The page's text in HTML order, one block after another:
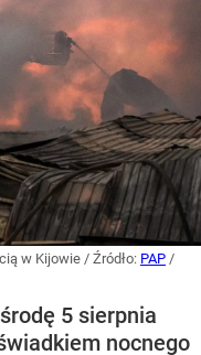
w Kijowie / Źródło: PAP /
5 sierpnia
nocnego